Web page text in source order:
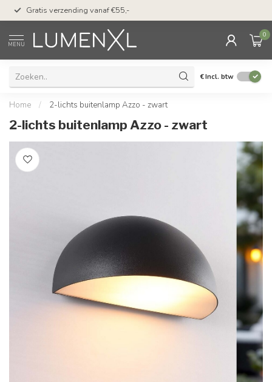
Gratis verzending vanaf €55,-
MENU
0
€Incl. btw
Home / 2-lichts buitenlamp Azzo - zwart
2-lichts buitenlamp Azzo - zwart